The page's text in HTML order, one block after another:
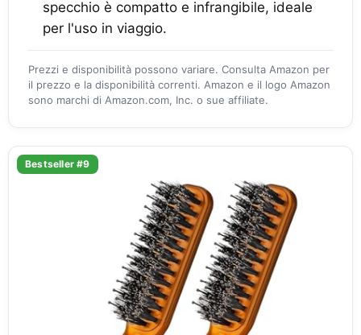
specchio è compatto e infrangibile, ideale
per l'uso in viaggio.
Prezzi e disponibilità possono variare. Consulta Amazon per
il prezzo e la disponibilità correnti. Amazon e il logo Amazon
sono marchi di Amazon.com, Inc. o sue affiliate.
Bestseller #9